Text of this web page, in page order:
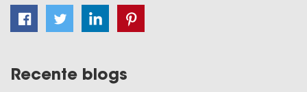
Recente blogs